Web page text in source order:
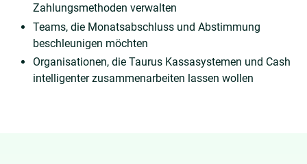
Zahlungsmethoden verwalten
Teams, die Monatsabschluss und Abstimmung
beschleunigen möchten
Organisationen, die Taurus Kassasystemen und Cash
intelligenter zusammenarbeiten lassen wollen